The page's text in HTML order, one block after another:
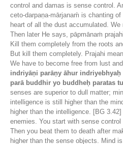
control and damas is sense control.
ceto-darpaṇa-mārjanaḿ is chanting
heart of all the dust accumulated. We
Then later He says, pāpmānaṁ
Kill them completely from the roots
But kill them completely. Prajahi
We have to become free from lust
indriyāṇi parāṇy āhur indriyebhyaḥ
parā buddhir yo buddheḥ paratas
senses are superior to dull matter;
intelligence is still higher than the
higher than the intelligence. [BG
enemies. You start with sense control
Then you beat them to death after
higher than the sense objects. Mind